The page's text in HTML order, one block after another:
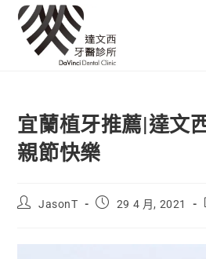
宜蘭植牙推薦|達文
親節快樂
JasonT 29 4 月, 2021